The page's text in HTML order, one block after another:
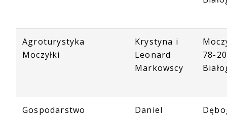
Agroturystyka
Moczyłki
Krystyna i
Leonard
Markowscy
78-
Gospodarstwo
Daniel